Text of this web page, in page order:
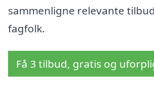
sammenligne relevante
fagfolk.
Få 3 tilbud, gratis og